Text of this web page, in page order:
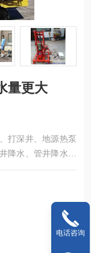
量更大
打深井、地源热泵
降水、管井降水、
销售及安装等业务
电话咨询